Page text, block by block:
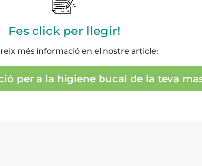
Fes click per llegir!
més informació en el nostre article:
per a la higiene bucal de la teva